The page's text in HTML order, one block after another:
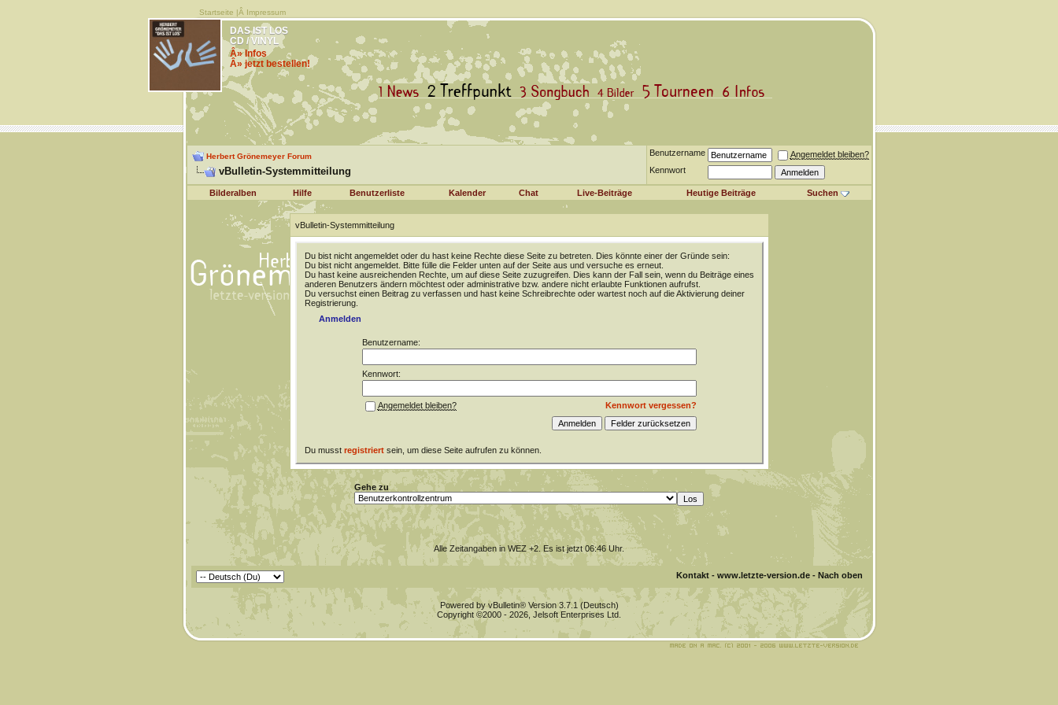
Startseite |Â Impressum
DAS IST LOS
CD / VINYL
Â» Infos
Â» jetzt bestellen!
Herbert Grönemeyer Forum
vBulletin-Systemmitteilung
Benutzername
Angemeldet bleiben?
Kennwort
Bilderalben Hilfe Benutzerliste Kalender Chat Live-Beiträge Heutige Beiträge Suchen
vBulletin-Systemmitteilung
Du bist nicht angemeldet oder du hast keine Rechte diese Seite zu betreten. Dies könnte einer der Gründe sein:
Du bist nicht angemeldet. Bitte fülle die Felder unten auf der Seite aus und versuche es erneut.
Du hast keine ausreichenden Rechte, um auf diese Seite zuzugreifen. Dies kann der Fall sein, wenn du Beiträge eines
anderen Benutzers ändern möchtest oder administrative bzw. andere nicht erlaubte Funktionen aufrufst.
Du versuchst einen Beitrag zu verfassen und hast keine Schreibrechte oder wartest noch auf die Aktivierung deiner
Registrierung.
Anmelden
Benutzername:
Kennwort:
Kennwort vergessen?
Angemeldet bleiben?
Du musst registriertsein, um diese Seite aufrufen zu können.
Gehe zu
Alle Zeitangaben in WEZ +2. Es ist jetzt06:46Uhr.
Kontakt- www.letzte-version.de- Nach oben
Powered by vBulletin® Version 3.7.1 (Deutsch)
Copyright ©2000 - 2026, Jelsoft Enterprises Ltd.